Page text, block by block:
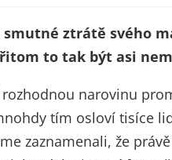
ztrátě svého
to tak být asi
narovinu
tím osloví tisíce
zaznamenali, že